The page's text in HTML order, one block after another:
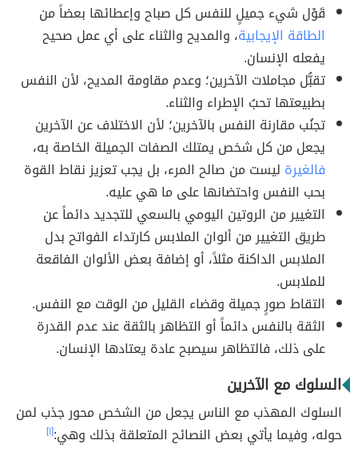
قَوْل شيء جميلٍ للنفس كل صباح وإعطائها بعضاً من
الطاقة الإيجابية، والمديح والثناء على أي عمل صحيح
يفعله الإنسان.
تقبُّل مجاملات الآخرين؛ وعدم مقاومة المديح، لأن النفس
بطبيعتها تحبُ الإطراء والثناء.
تجنُب مقارنة النفس بالآخرين؛ لأن الاختلاف عن الآخرين
يجعل من كل شخص يمتلك الصفات الجميلة الخاصة به،
فالغيرة ليست من صالح المرء، بل يجب تعزيز نقاط القوة
بحب النفس واحتضانها على ما هي عليه.
التغيير من الروتين اليومي بالسعي للتجديد دائماً عن
طريق التغيير من ألوان الملابس كارتداء الفواتح بدل
الملابس الداكنة مثلاً، أو إضافة بعض الألوان الفاقعة
للملابس.
التقاط صورٍ جميلة وقضاء القليل من الوقت مع النفس.
الثقة بالنفس دائماً أو التظاهر بالثقة عند عدم القدرة
على ذلك، فالتظاهر سيصبح عادة يعتادها الإنسان.
السلوك مع الآخرين
السلوك المهذب مع الناس يجعل من الشخص محور جذب لمن
حوله، وفيما يأتي بعض النصائح المتعلقة بذلك وهي:[١]